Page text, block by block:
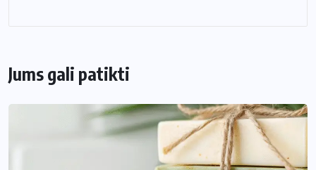
Jums gali patikti